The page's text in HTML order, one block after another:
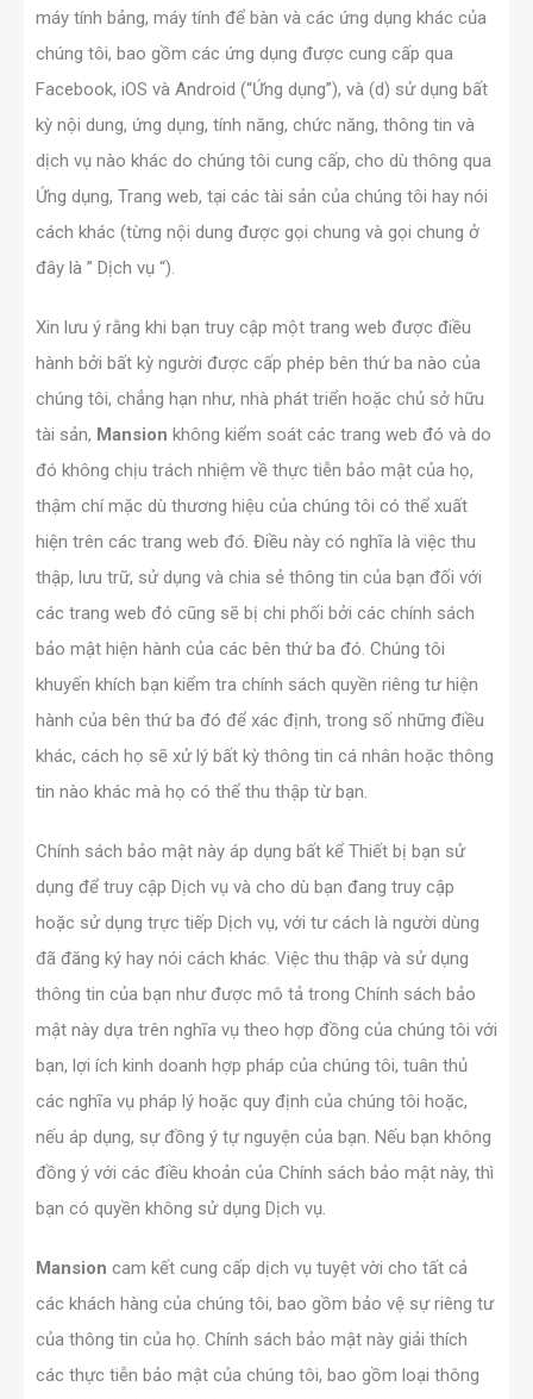
máy tính bảng, máy tính để bàn và các ứng dụng khác của
chúng tôi, bao gồm các ứng dụng được cung cấp qua
Facebook, iOS và Android (“Ứng dụng”), và (d) sử dụng bất
kỳ nội dung, ứng dụng, tính năng, chức năng, thông tin và
dịch vụ nào khác do chúng tôi cung cấp, cho dù thông qua
Ứng dụng, Trang web, tại các tài sản của chúng tôi hay nói
cách khác (từng nội dung được gọi chung và gọi chung ở
đây là ” Dịch vụ “).
Xin lưu ý rằng khi bạn truy cập một trang web được điều
hành bởi bất kỳ người được cấp phép bên thứ ba nào của
chúng tôi, chẳng hạn như, nhà phát triển hoặc chủ sở hữu
tài sản, Mansion không kiểm soát các trang web đó và do
đó không chịu trách nhiệm về thực tiễn bảo mật của họ,
thậm chí mặc dù thương hiệu của chúng tôi có thể xuất
hiện trên các trang web đó. Điều này có nghĩa là việc thu
thập, lưu trữ, sử dụng và chia sẻ thông tin của bạn đối với
các trang web đó cũng sẽ bị chi phối bởi các chính sách
bảo mật hiện hành của các bên thứ ba đó. Chúng tôi
khuyến khích bạn kiểm tra chính sách quyền riêng tư hiện
hành của bên thứ ba đó để xác định, trong số những điều
khác, cách họ sẽ xử lý bất kỳ thông tin cá nhân hoặc thông
tin nào khác mà họ có thể thu thập từ bạn.
Chính sách bảo mật này áp dụng bất kể Thiết bị bạn sử
dụng để truy cập Dịch vụ và cho dù bạn đang truy cập
hoặc sử dụng trực tiếp Dịch vụ, với tư cách là người dùng
đã đăng ký hay nói cách khác. Việc thu thập và sử dụng
thông tin của bạn như được mô tả trong Chính sách bảo
mật này dựa trên nghĩa vụ theo hợp đồng của chúng tôi với
bạn, lợi ích kinh doanh hợp pháp của chúng tôi, tuân thủ
các nghĩa vụ pháp lý hoặc quy định của chúng tôi hoặc,
nếu áp dụng, sự đồng ý tự nguyện của bạn. Nếu bạn không
đồng ý với các điều khoản của Chính sách bảo mật này, thì
bạn có quyền không sử dụng Dịch vụ.
Mansion cam kết cung cấp dịch vụ tuyệt vời cho tất cả
các khách hàng của chúng tôi, bao gồm bảo vệ sự riêng tư
của thông tin của họ. Chính sách bảo mật này giải thích
các thực tiễn bảo mật của chúng tôi, bao gồm loại thông